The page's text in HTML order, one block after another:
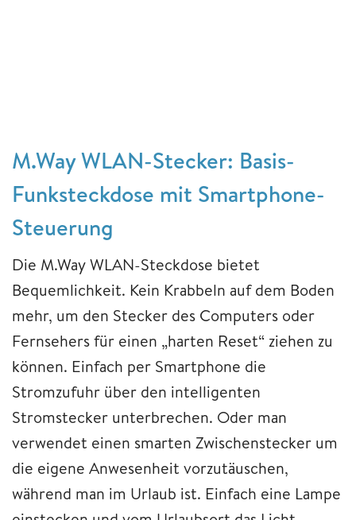
M.Way WLAN-Stecker: Basis-
Funksteckdose mit Smartphone-
Steuerung
Die M.Way WLAN-Steckdose bietet
Bequemlichkeit. Kein Krabbeln auf dem Boden
mehr, um den Stecker des Computers oder
Fernsehers für einen „harten Reset“ ziehen zu
können. Einfach per Smartphone die
Stromzufuhr über den intelligenten
Stromstecker unterbrechen. Oder man
verwendet einen smarten Zwischenstecker um
die eigene Anwesenheit vorzutäuschen,
während man im Urlaub ist. Einfach eine Lampe